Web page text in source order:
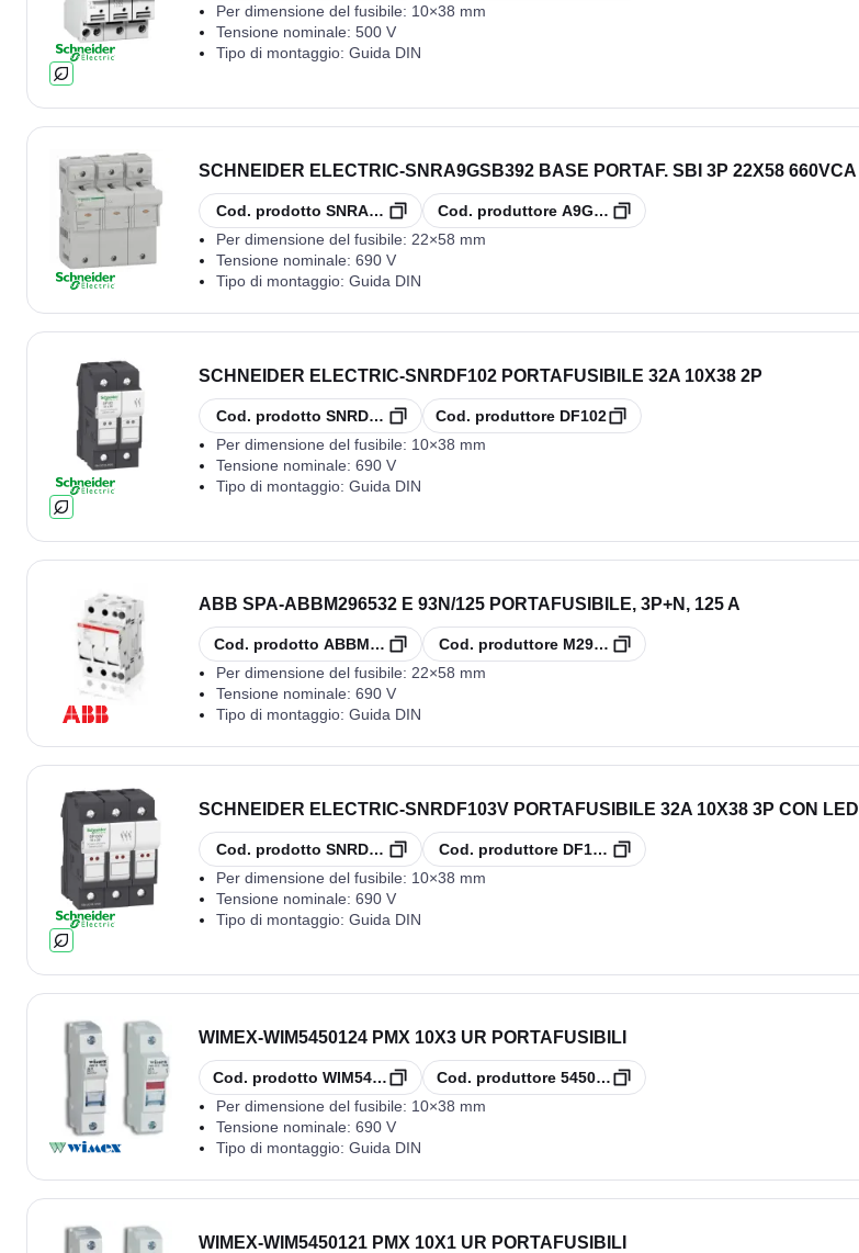
Per dimensione del fusibile: 10×38 mm
Tensione nominale: 500 V
Tipo di montaggio: Guida DIN
SCHNEIDER ELECTRIC-SNRA9GSB392 BASE PORTAF. SBI 3P 22X58 660VCA
copiaCod. prodotto SNRA9GSB392copiaCod. produttore A9GSB392
Per dimensione del fusibile: 22×58 mm
Tensione nominale: 690 V
Tipo di montaggio: Guida DIN
SCHNEIDER ELECTRIC-SNRDF102 PORTAFUSIBILE 32A 10X38 2P
copiaCod. prodotto SNRDF102 copiaCod. produttore DF102
Per dimensione del fusibile: 10×38 mm
Tensione nominale: 690 V
Tipo di montaggio: Guida DIN
ABB SPA-ABBM296532 E 93N/125 PORTAFUSIBILE, 3P+N, 125 A
copiaCod. prodotto ABBM296532copiaCod. produttore M296532
Per dimensione del fusibile: 22×58 mm
Tensione nominale: 690 V
Tipo di montaggio: Guida DIN
SCHNEIDER ELECTRIC-SNRDF103V PORTAFUSIBILE 32A 10X38 3P CON LED
copiaCod. prodotto SNRDF103V copiaCod. produttore DF103V
Per dimensione del fusibile: 10×38 mm
Tensione nominale: 690 V
Tipo di montaggio: Guida DIN
WIMEX-WIM5450124 PMX 10X3 UR PORTAFUSIBILI
copiaCod. prodotto WIM5450124 copiaCod. produttore 5450124
Per dimensione del fusibile: 10×38 mm
Tensione nominale: 690 V
Tipo di montaggio: Guida DIN
WIMEX-WIM5450121 PMX 10X1 UR PORTAFUSIBILI